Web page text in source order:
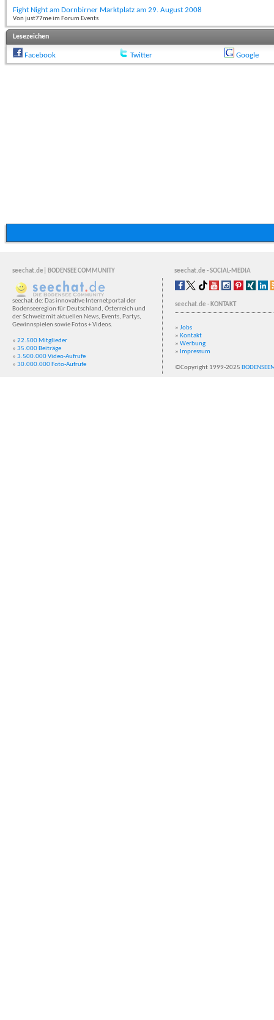
Fight Night am Dornbirner Marktplatz am 29. August 2008
Von just77me im Forum Events
Lesezeichen
Facebook Twitter Google
seechat.de| BODENSEE COMMUNITY seechat.de - SOCIAL-MEDIA
seechat.de: Das innovative Internetportal der
Bodenseeregion für Deutschland, Österreich und
der Schweiz mit aktuellen News, Events, Partys,
Gewinnspielen sowie Fotos + Videos.
» 22.500 Mitglieder
» 35.000 Beiträge
» 3.500.000 Video-Aufrufe
» 30.000.000 Foto-Aufrufe
seechat.de - KONTAKT
» Jobs
» Kontakt
» Werbung
» Impressum
©Copyright 1999-2025